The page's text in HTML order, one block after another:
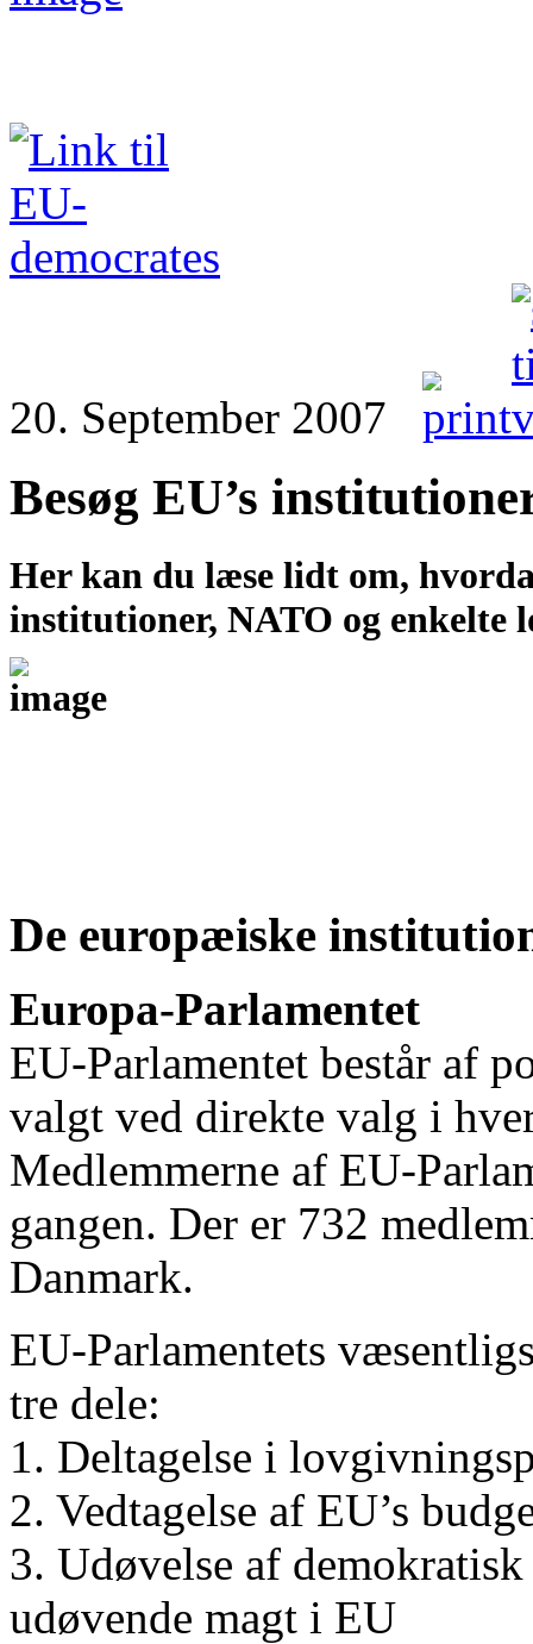
20. September 2007
Besøg EU’s
Her kan du læse lidt om,
institutioner, NATO og enkelte
De europæiske
Europa-Parlamentet
EU-Parlamentet består af
valgt ved direkte valg i
Medlemmerne af EU-
gangen. Der er 732
Danmark.
EU-Parlamentets
tre dele:
1. Deltagelse i
2. Vedtagelse af EU’s
3. Udøvelse af
udøvende magt i EU